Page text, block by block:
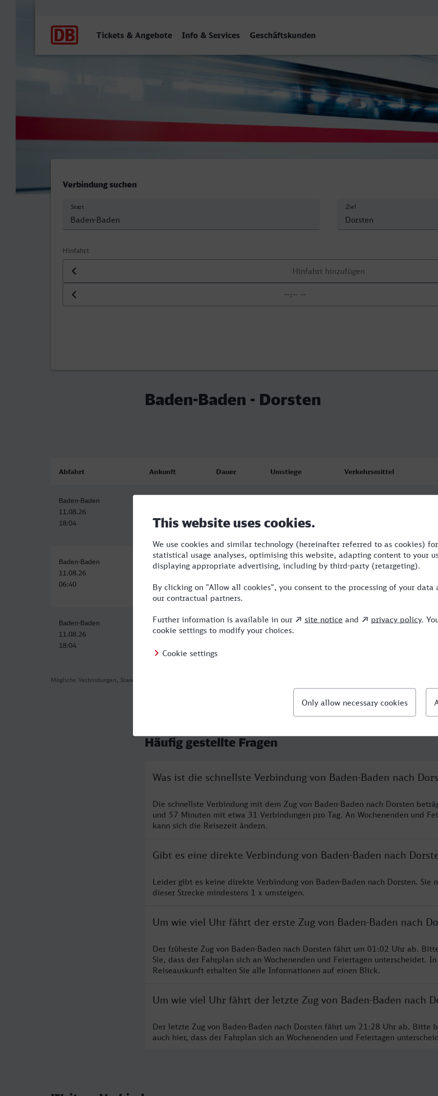
Tickets & Angebote Info & Services Geschäftskunden
Verbindung suchen
Start Ziel
Hinfahrt
Datum der Hinfahrt
Uhrzeit der Hinfahrt
Baden-Baden - Dorsten
Mögliche Verbindungen, Stand: 2026-07-28 09:57
Abfahrt Ankunft Dauer Umstiege Verkehrsmittel
Baden-Baden
11.08.26
18:04
22:01
Baden-Baden
11.08.26
06:40
Dorsten
11.08.26
11:01
4:21 RRB,ICE
Baden-Baden
11.08.26
18:04
Dorsten
11.08.26
3:57 3 RE,RRB,ICE
Häufig gestellte Fragen
Was ist die schnellste Verbindung von Baden-Baden nach
Die schnellste Verbindung mit dem Zug von Baden-Baden nach Dorsten
und 57 Minuten mit etwa 31 Verbindungen pro Tag. An Wochenenden und
kann sich die Reisezeit ändern.
Gibt es eine direkte Verbindung von Baden-Baden nach
Leider gibt es keine direkte Verbindung von Baden-Baden nach Dorsten. Sie
dieser Strecke mindestens 1 x umsteigen.
Um wie viel Uhr fährt der erste Zug von Baden-Baden nach
Der früheste Zug von Baden-Baden nach Dorsten fährt um 01:02 Uhr ab.
Sie, dass der Fahrplan sich an Wochenenden und Feiertagen unterscheidet.
Reiseauskunft erhalten Sie alle Informationen auf einen Blick.
Um wie viel Uhr fährt der letzte Zug von Baden-Baden nach
Der letzte Zug von Baden-Baden nach Dorsten fährt um 21:28 Uhr ab. Bitte
auch hier, dass der Fahrplan sich an Wochenenden und Feiertagen